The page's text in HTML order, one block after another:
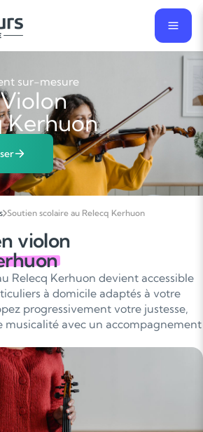
sur-mesure
Kerhuon
Soutien scolaire au Relecq Kerhuon
violon
Relecq Kerhuon devient accessible
à domicile adaptés à votre
progressivement votre justesse,
musicalité avec un accompagnement